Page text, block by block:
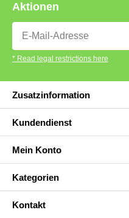
Aktionen
* Read legal restrictions here
Zusatzinformation
Kundendienst
Mein Konto
Kategorien
Kontakt